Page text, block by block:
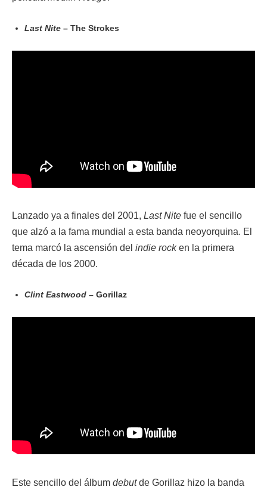
Last Nite – The Strokes
Lanzado ya a finales del 2001, Last Nite fue el sencillo
que alzó a la fama mundial a esta banda neoyorquina. El
tema marcó la ascensión del indie rocken la primera
década de los 2000.
Clint Eastwood – Gorillaz
Este sencillo del álbum debutde Gorillaz hizo la banda